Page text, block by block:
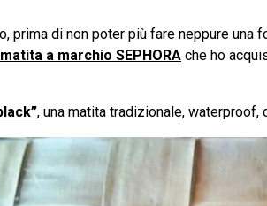
prima di non poter più fare neppure una
a marchio SEPHORA che ho
, una matita tradizionale, waterproof,